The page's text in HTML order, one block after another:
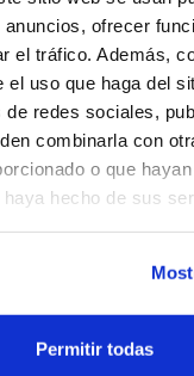
ofrecer
el tráfico. Además,
el uso que haga del
de redes sociales,
combinarla con
o que
hecho de sus
Permitir todas
06-14)
que ofrece y su